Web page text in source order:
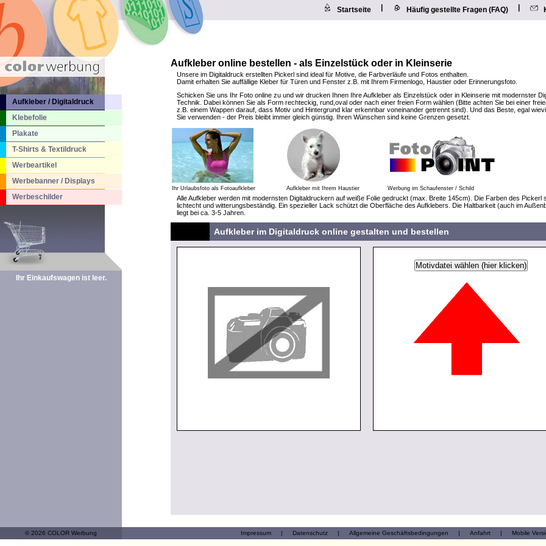
Startseite Häufig gestellte Fragen (FAQ)
Aufkleber / Digitaldruck
Klebefolie
Plakate
T-Shirts & Textildruck
Werbeartikel
Werbebanner / Displays
Werbeschilder
Ihr Einkaufswagen ist leer.
Aufkleber online bestellen - als Einzelstück oder in Kleinserie
Unsere im Digitaldruck erstellten Pickerl sind ideal für Motive, die Farbverläufe und Fotos enthalten.
Damit erhalten Sie auffällige Kleber für Türen und Fenster z.B. mit Ihrem Firmenlogo, Haustier oder Erinnerungsfoto.
Schicken Sie uns Ihr Foto online zu und wir drucken Ihnen Ihre Aufkleber als Einzelstück oder in Kleinserie mit modernster
Technik. Dabei können Sie als Form rechteckig, rund,oval oder nach einer freien Form wählen (Bitte achten Sie bei einer
z.B. einem Wappen darauf, dass Motiv und Hintergrund klar erkennbar voneinander getrennt sind). Und das Beste, egal
Sie verwenden - der Preis bleibt immer gleich günstig. Ihren Wünschen sind keine Grenzen gesetzt.
Ihr Urlaubsfoto als Fotoaufkleber Aufkleber mit Ihrem Haustier Werbung im Schaufenster / Schild
Alle Aufkleber werden mit modernsten Digitaldruckern auf weiße Folie gedruckt (max. Breite 145cm). Die Farben des Pickerl
lichtecht und witterungsbeständig. Ein spezieller Lack schützt die Oberfläche des Aufklebers. Die Haltbarkeit (auch im
liegt bei ca. 3-5 Jahren.
Aufkleber im Digitaldruck online gestalten und bestellen
© 2026 COLOR Werbung Impressum | Datenschutz | Allgemeine Geschäftsbedingungen | Anfahrt | Mobile